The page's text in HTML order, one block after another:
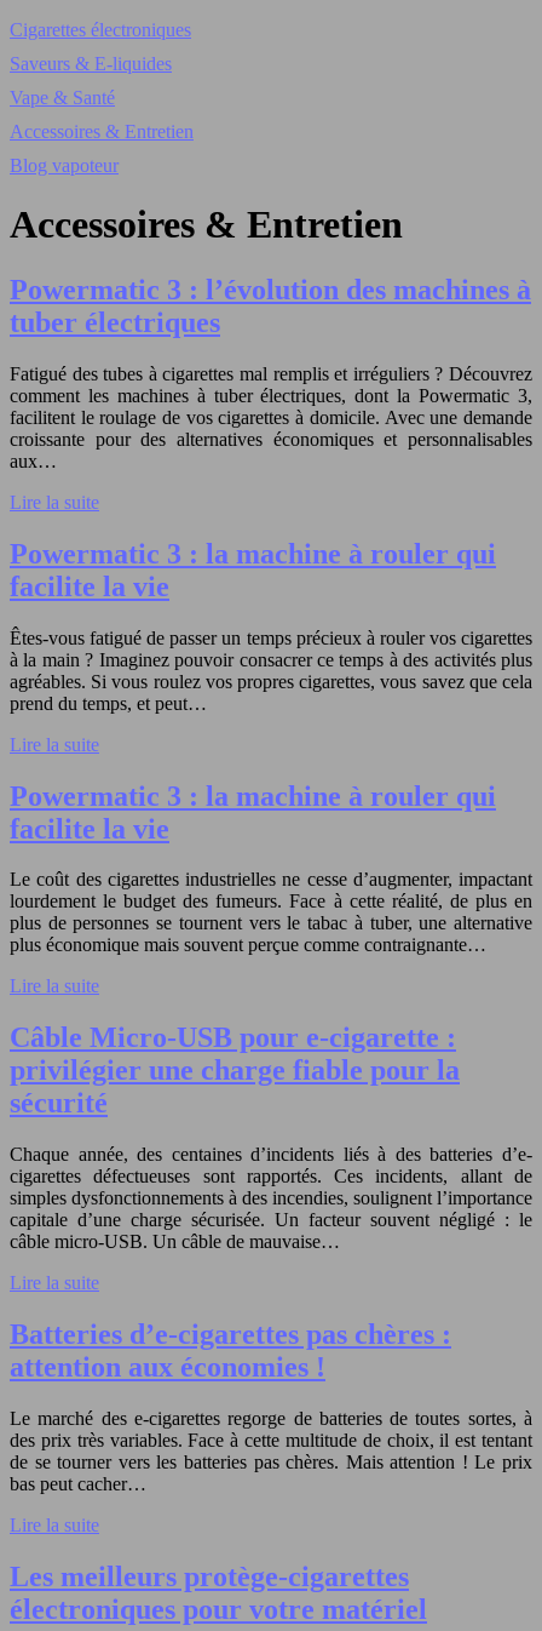
Cigarettes électroniques
Saveurs & E-liquides
Vape & Santé
Accessoires & Entretien
Blog vapoteur
Accessoires & Entretien
Powermatic 3 : l’évolution des machines à
tuber électriques
Fatigué des tubes à cigarettes mal remplis et irréguliers ? Découvrez
comment les machines à tuber électriques, dont la Powermatic 3,
facilitent le roulage de vos cigarettes à domicile. Avec une demande
croissante pour des alternatives économiques et personnalisables
aux…
Lire la suite
Powermatic 3 : la machine à rouler qui
facilite la vie
Êtes-vous fatigué de passer un temps précieux à rouler vos cigarettes
à la main ? Imaginez pouvoir consacrer ce temps à des activités plus
agréables. Si vous roulez vos propres cigarettes, vous savez que cela
prend du temps, et peut…
Lire la suite
Powermatic 3 : la machine à rouler qui
facilite la vie
Le coût des cigarettes industrielles ne cesse d’augmenter, impactant
lourdement le budget des fumeurs. Face à cette réalité, de plus en
plus de personnes se tournent vers le tabac à tuber, une alternative
plus économique mais souvent perçue comme contraignante…
Lire la suite
Câble Micro-USB pour e-cigarette :
privilégier une charge fiable pour la
sécurité
Chaque année, des centaines d’incidents liés à des batteries d’e-
cigarettes défectueuses sont rapportés. Ces incidents, allant de
simples dysfonctionnements à des incendies, soulignent l’importance
capitale d’une charge sécurisée. Un facteur souvent négligé : le
câble micro-USB. Un câble de mauvaise…
Lire la suite
Batteries d’e-cigarettes pas chères :
attention aux économies !
Le marché des e-cigarettes regorge de batteries de toutes sortes, à
des prix très variables. Face à cette multitude de choix, il est tentant
de se tourner vers les batteries pas chères. Mais attention ! Le prix
bas peut cacher…
Lire la suite
Les meilleurs protège-cigarettes
électroniques pour votre matériel